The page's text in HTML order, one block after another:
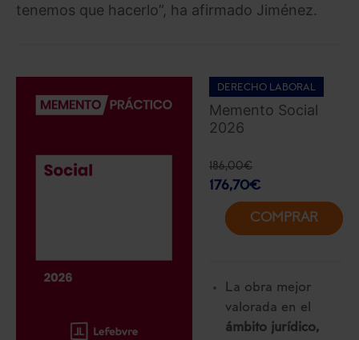
tenemos que hacerlo”, ha afirmado Jiménez.
DERECHO LABORAL
Memento Social
2026
186,00€
176,70€
COMPRAR
La obra mejor
valorada en el
ámbito jurídico,